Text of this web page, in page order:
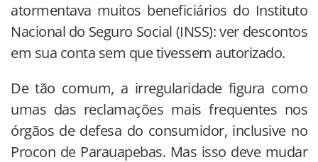
atormentava muitos beneficiários do Instituto
Nacional do Seguro Social (INSS): ver descontos
em sua conta sem que tivessem autorizado.
De tão comum, a irregularidade figura como
umas das reclamações mais frequentes nos
órgãos de defesa do consumidor, inclusive no
Procon de Parauapebas. Mas isso deve mudar